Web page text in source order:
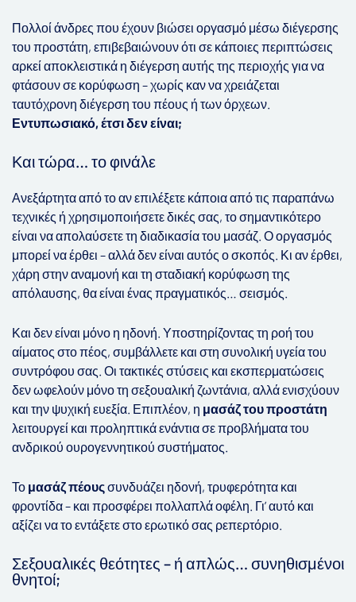
Πολλοί άνδρες που έχουν βιώσει οργασμό μέσω διέγερσης
του προστάτη, επιβεβαιώνουν ότι σε κάποιες περιπτώσεις
αρκεί αποκλειστικά η διέγερση αυτής της περιοχής για να
φτάσουν σε κορύφωση – χωρίς καν να χρειάζεται
ταυτόχρονη διέγερση του πέους ή των όρχεων.
Εντυπωσιακό, έτσι δεν είναι;
Και τώρα… το φινάλε
Ανεξάρτητα από το αν επιλέξετε κάποια από τις παραπάνω
τεχνικές ή χρησιμοποιήσετε δικές σας, το σημαντικότερο
είναι να απολαύσετε τη διαδικασία του μασάζ. Ο οργασμός
μπορεί να έρθει – αλλά δεν είναι αυτός ο σκοπός. Κι αν έρθει,
χάρη στην αναμονή και τη σταδιακή κορύφωση της
απόλαυσης, θα είναι ένας πραγματικός… σεισμός.
Και δεν είναι μόνο η ηδονή. Υποστηρίζοντας τη ροή του
αίματος στο πέος, συμβάλλετε και στη συνολική υγεία του
συντρόφου σας. Οι τακτικές στύσεις και εκσπερματώσεις
δεν ωφελούν μόνο τη σεξουαλική ζωντάνια, αλλά ενισχύουν
και την ψυχική ευεξία. Επιπλέον, η μασάζ του προστάτη
λειτουργεί και προληπτικά ενάντια σε προβλήματα του
ανδρικού ουρογεννητικού συστήματος.
Το μασάζ πέουςσυνδυάζει ηδονή, τρυφερότητα και
φροντίδα – και προσφέρει πολλαπλά οφέλη. Γι’ αυτό και
αξίζει να το εντάξετε στο ερωτικό σας ρεπερτόριο.
Σεξουαλικές θεότητες – ή απλώς… συνηθισμένοι
θνητοί;